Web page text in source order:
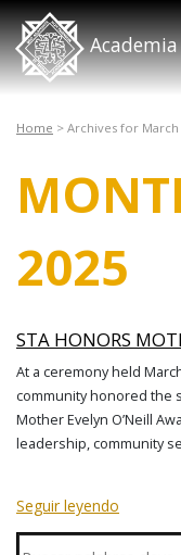
Home > Archives for March
2025
STA HONORS
At a ceremony held
community honored the
Mother Evelyn O’Neill
leadership, community
Seguir leyendo